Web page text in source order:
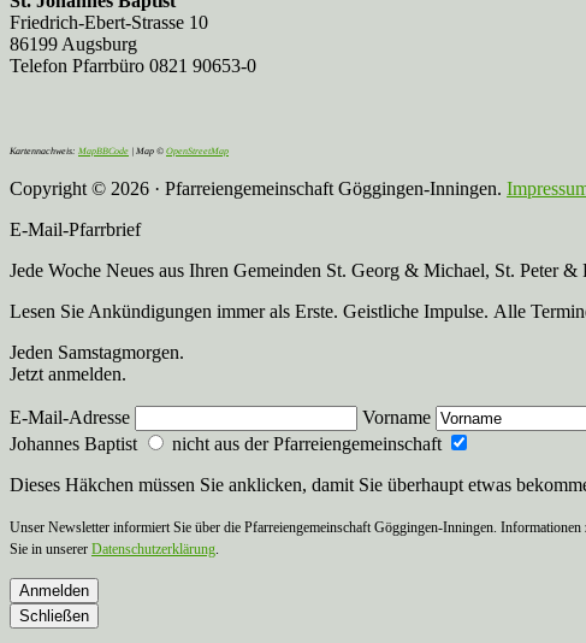
Friedrich-Ebert-Strasse 10
86199 Augsburg
Telefon Pfarrbüro 0821 90653-0
Kartennachweis: MapBBCode | Map © OpenStreetMap
Copyright © 2026 · Pfarreiengemeinschaft Göggingen-Inningen.
E-Mail-Pfarrbrief
Jede Woche Neues aus Ihren Gemeinden St. Georg & Michael, St. Peter
Lesen Sie Ankündigungen immer als Erste. Geistliche Impulse. Alle
Jeden Samstagmorgen.
Jetzt anmelden.
E-Mail-Adresse Vorname
Johannes Baptist
nicht aus der Pfarreiengemeinschaft
Dieses Häkchen müssen Sie anklicken, damit Sie überhaupt etwas
Unser Newsletter informiert Sie über die Pfarreiengemeinschaft Göggingen-Inningen.
Sie in unserer Datenschutzerklärung.
Anmelden
Schließen